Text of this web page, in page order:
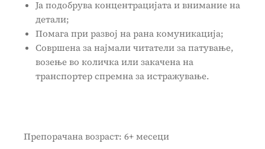
Ја подобрува концентрацијата и внимание на
детали;
Помага при развој на рана комуникација;
Совршена за најмали читатели за патување,
возење во количка или закачена на
транспортер спремна за истражување.
Препорачана возраст: 6+ месеци